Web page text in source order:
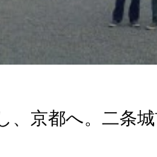
、京都へ。二条